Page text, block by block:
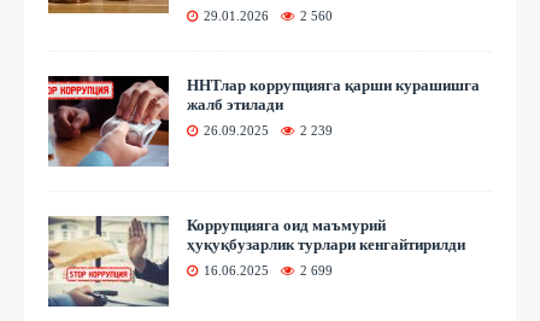
29.01.2026 2 560
ННТлар коррупцияга қарши курашишга
жалб этилади
26.09.2025 2 239
Коррупцияга оид маъмурий
ҳуқуқбузарлик турлари кенгайтирилди
16.06.2025 2 699